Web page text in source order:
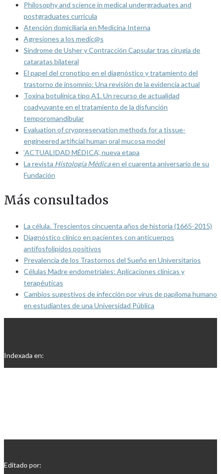
Philosophy and science in medical undergraduates and
postgraduates curricula
Atención domiciliaria en Medicina Interna
Agresiones a los medic@s
Síndrome de Usher y Contracción Capsular tras cirugía de
cataratas bilateral
El papel del cronotipo en el diagnóstico y tratamiento del
trastorno de insomnio: Una revisión de la evidencia actual
Toxina botulínica tipo A1. Un recurso de actualidad
coadyuvante en el tratamiento de la disfunción
temporomandibular
Evaluation of cryopreservation methods for a tissue-
engineered artificial human oral mucosa model
‘ACTUALIDAD MÉDICA’, nueva etapa
La revista Histología Médicaen el cuarenta aniversario de su
Fundación
Más consultados
La célula. Trescientos cincuenta años de historia (1665-2015)
Diagnóstico clínico en pacientes con anticuerpos
antifosfolípidos positivos
Prevalencia de los Trastornos del Sueño en Universitarios
Células Madre endometriales: Aplicaciones clínicas y
terapéuticas
Cambios sugestivos de infección por virus de papiloma humano
en estudiantes de una Universidad Pública
Indexada en:
Editado por: